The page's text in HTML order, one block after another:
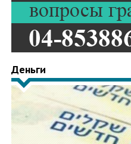
Деньги